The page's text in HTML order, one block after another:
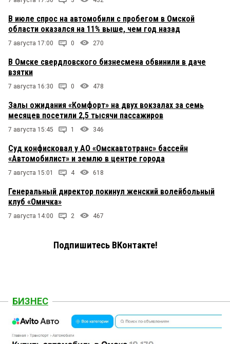
В июле спрос на автомобили с пробегом в Омской
области оказался на 11% выше, чем год назад
7 августа 17:00 0 270
В Омске свердловского бизнесмена обвинили в даче
взятки
7 августа 16:30 0 478
Залы ожидания «Комфорт» на двух вокзалах за семь
месяцев посетили 2,5 тысячи пассажиров
7 августа 15:45 1 346
Суд конфисковал у АО «Омскавтотранс» бассейн
«Автомобилист» и землю в центре города
7 августа 15:01 4 618
Генеральный директор покинул женский волейбольный
клуб «Омичка»
7 августа 14:00 2 467
Подпишитесь ВКонтакте!
БИЗНЕС